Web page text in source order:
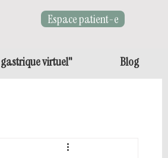
Espace patient-e
virtuel" Blog